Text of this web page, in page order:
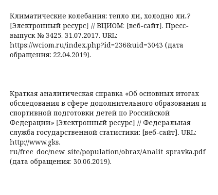
Климатические колебания: тепло ли, холодно ли..?
[Электронный ресурс] // ВЦИОМ: [веб-сайт]. Пресс-
выпуск № 3425. 31.07.2017. URL:
https://wciom.ru/index.php?id=236&uid=3043 (дата
обращения: 22.04.2019).
Краткая аналитическая справка «Об основных итогах
обследования в сфере дополнительного образования и
спортивной подготовки детей по Российской
Федерации» [Электронный ресурс] // Федеральная
служба государственной статистики: [веб-сайт]. URL:
http://www.gks.
ru/free_doc/new_site/population/obraz/Analit_spravka.pdf
(дата обращения: 30.06.2019).